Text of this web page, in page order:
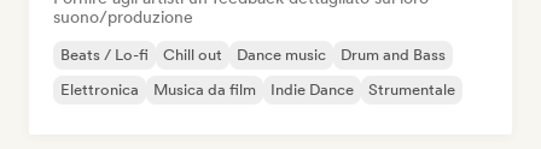
suono/produzione
Beats / Lo-fi Chill out Dance music
Drum and Bass
Elettronica
Musica da film Indie Dance Strumentale